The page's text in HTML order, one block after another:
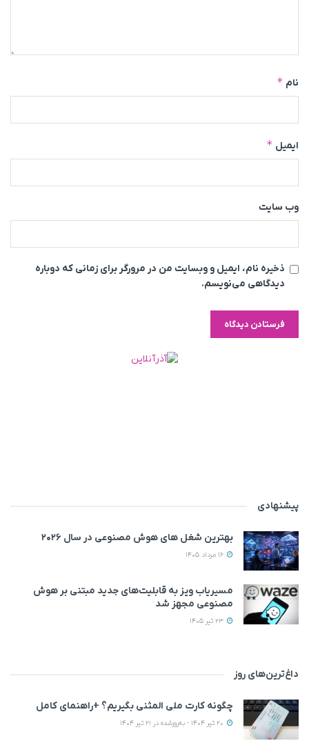
نام *
ایمیل *
وب‌ سایت
ذخیره نام، ایمیل و وبسایت من در مرورگر برای زمانی که دوباره
دیدگاهی می‌نویسم.
پیشنهادی
بهترین شغل های هوش مصنوعی در سال ۲۰۲۶
مسیریاب ویز به قابلیت‌های جدید مبتنی بر هوش
مصنوعی مجهز شد
داغ‌ترین‌های روز
چگونه کارت ملی المثنی بگیریم؟ +راهنمای کامل